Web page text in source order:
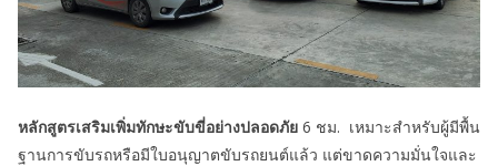
หลักสูตรเสริมเพิ่มทักษะขับขี่อย่างปลอดภัย 6 ชม. เหมาะสำหรับผู้มีพื้น
ฐานการขับรถหรือมีใบอนุญาตขับรถยนต์แล้ว แต่ขาดความมั่นใจและ